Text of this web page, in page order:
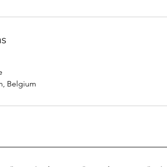
Belgium